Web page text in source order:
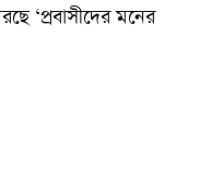
‘প্রবাসীদের মনের